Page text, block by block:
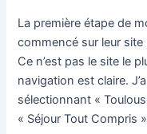
La première étape de
commencé sur leur site
Ce n’est pas le site le
navigation est claire.
sélectionnant «
« Séjour Tout Compris